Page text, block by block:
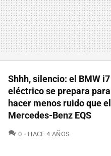
Shhh, silencio: el BMW i7
eléctrico se prepara para
hacer menos ruido que el
Mercedes-Benz EQS
0 COMENTARIOS
HACE 4 AÑOS